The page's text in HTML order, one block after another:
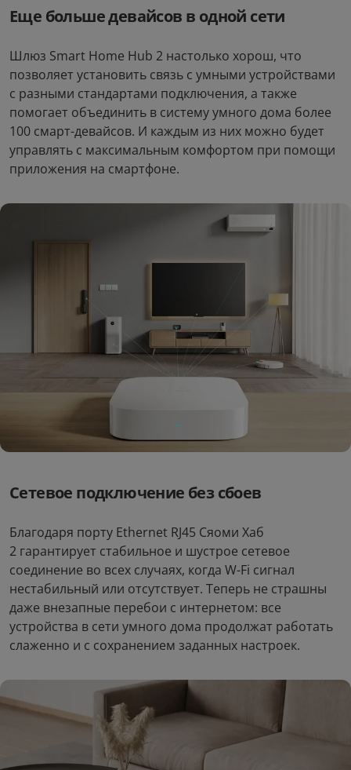
Закрыть
Еще больше девайсов в одной сети
Шлюз Smart Home Hub 2 настолько хорош, что
позволяет установить связь с умными устройствами
с разными стандартами подключения, а также
помогает объединить в систему умного дома более
100 смарт-девайсов. И каждым из них можно будет
управлять с максимальным комфортом при помощи
приложения на смартфоне.
Сетевое подключение без сбоев
Благодаря порту Ethernet RJ45 Сяоми Хаб
2 гарантирует стабильное и шустрое сетевое
соединение во всех случаях, когда W-Fi сигнал
нестабильный или отсутствует. Теперь не страшны
даже внезапные перебои с интернетом: все
устройства в сети умного дома продолжат работать
слаженно и с сохранением заданных настроек.
Шлюз умного дома Xiaomi
Smart Home Hub 2
Mini 6
Стоимость: 59
Вернём до4.69
Колонка Tronsmart Halo
Стоимость: 649
Вернём до 13 .31